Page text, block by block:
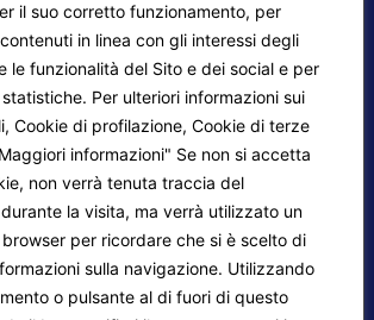
il suo corretto funzionamento, per
in linea con gli interessi degli
le funzionalità del Sito e dei social e per
Per ulteriori informazioni sui
Cookie di profilazione, Cookie di terze
informazioni" Se non si accetta
non verrà tenuta traccia del
la visita, ma verrà utilizzato un
per ricordare che si è scelto di
sulla navigazione. Utilizzando
o pulsante al di fuori di questo
Contatti
Calendario corsi
Privacy Policy
Cookie Policy
Seguici su: